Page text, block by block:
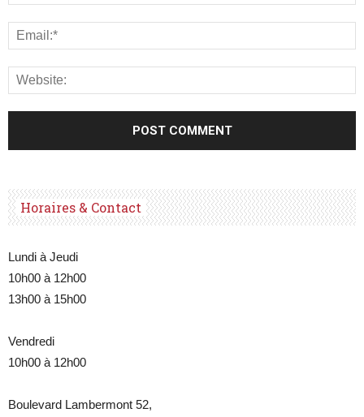
Horaires & Contact
Lundi à Jeudi
10h00 à 12h00
13h00 à 15h00
Vendredi
10h00 à 12h00
Boulevard Lambermont 52,